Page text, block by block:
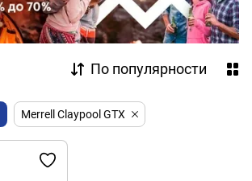
По популярности
Merrell Claypool GTX